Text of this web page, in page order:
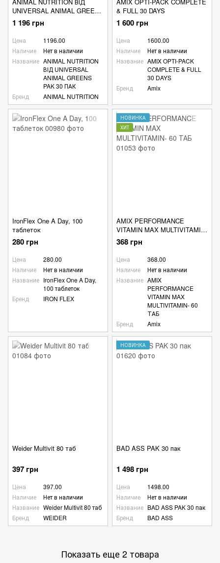
UNIVERSAL ANIMAL GREENS
PAK 30 ПАК
1 196 грн
Цена
1196.00
Наличие
Нет в наличии
Название ANIMAL NUTRITION
ВІД UNIVERSAL
ANIMAL GREENS
PAK 30 ПАК
Бренд
ANIMAL NUTRITION
& FULL 30 DAYS
1 600 грн
Цена
1600.00
Наличие
Нет в наличии
Название AMIX OPTI-PACK
COMPLETE & FULL
30 DAYS
Бренд
Amix
IronFlex One A Day, 100
таблеток
280 грн
Цена
280.00
Наличие
Нет в наличии
Название IronFlex One A Day,
100 таблеток
Бренд
IRON FLEX
НОВИНКА
ХИТ
AMIX PERFORMANCE
VITAMIN MAX MULTIVITAMIN-
60 ТАБ
368 грн
Цена
368.00
Наличие
Нет в наличии
Название AMIX
PERFORMANCE
VITAMIN MAX
MULTIVITAMIN- 60
ТАБ
Бренд
Amix
Weider Multivit 80 таб
397 грн
Цена
397.00
Наличие
Нет в наличии
Название Weider Multivit 80 таб
Бренд
WEIDER
НОВИНКА
BAD ASS PAK 30 пак
1 498 грн
Цена
1498.00
Наличие
Нет в наличии
Название BAD ASS PAK 30 пак
Бренд
BAD ASS
Показать еще 2 товара